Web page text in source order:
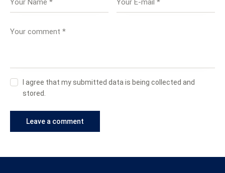
I agree that my submitted data is being collected and
stored.